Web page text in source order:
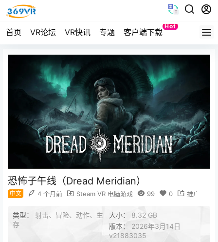
首页 VR论坛 VR快讯 专题 客户端下载
Hot
Quest
恐怖子午线（Dread Meridian）
中文 4 个月前 Steam VR 电脑游戏 99 0 推广
类型： 射击、冒险、动作、生
存
大小： 8.32 GB
版本： 2026年3月14日
v21883035